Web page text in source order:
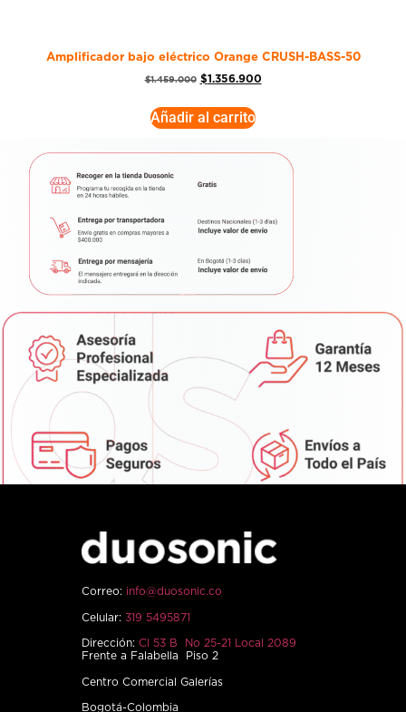
Amplificador bajo eléctrico Orange CRUSH-BASS-50
$1.459.000 $1.356.900
Añadir al carrito
Correo: info@duosonic.co
Celular: 319 5495871
Dirección: Cl 53 B No 25-21 Local 2089
Frente a Falabella Piso 2
Centro Comercial Galerías
Bogotá-Colombia